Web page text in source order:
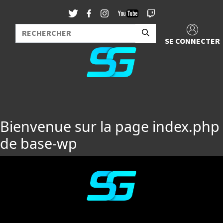
SE CONNECTER
Bienvenue sur la page index.php
de base-wp